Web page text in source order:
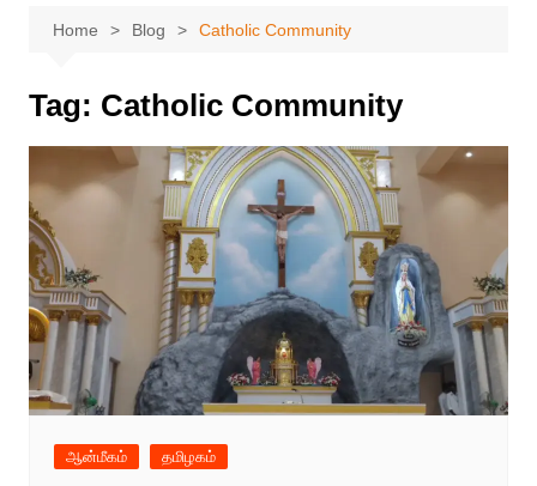
Home Blog Catholic Community
Tag: Catholic Community
ஆன்மீகம் தமிழகம்